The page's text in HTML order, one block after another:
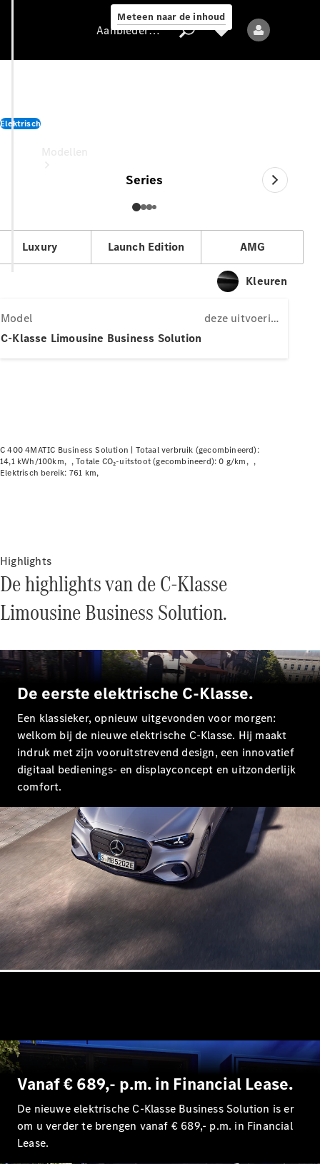
Meteen naar de inhoud
Alle modellen
Plug-in Hybrid modellen
Alle
C-Klasse
Limousine
Elektrisch
EQE
Limousine
Elektrisch
E-Klasse
Limousine
S-Klasse
S-Klasse
Lang
Mercedes-
Maybach S-
Klasse
Mercedes-
Benz Store
SUV
Alle SUVs
EQA
Mercedes-
Maybach
Elektrisch
GLA
GLA Nieuw Elektrisch
GLB Elektrisch
GLB
Aanbieder / Gegevensbescherming
Elektrisch
Series
Luxury Launch Edition AMG
Kleuren
Model
C-Klasse Limousine Business Solution
deze uitvoering voor
C 400 4MATIC Business Solution | Totaal verbruik (gecombineerd):
14,1 kWh/100km
Totale CO₂-uitstoot (gecombineerd): 0 g/km
Elektrisch bereik: 761 km
Highlights
De highlights van de C-Klasse
Limousine Business Solution.
De eerste elektrische C-Klasse.
Een klassieker, opnieuw uitgevonden voor morgen:
welkom bij de nieuwe elektrische C-Klasse. Hij maakt
indruk met zijn vooruitstrevend design, een innovatief
digitaal bedienings- en displayconcept en uitzonderlijk
comfort.
Vanaf € 689,- p.m. in Financial Lease.
De nieuwe elektrische C-Klasse Business Solution is er
om u verder te brengen vanaf € 689,- p.m. in Financial
Lease.